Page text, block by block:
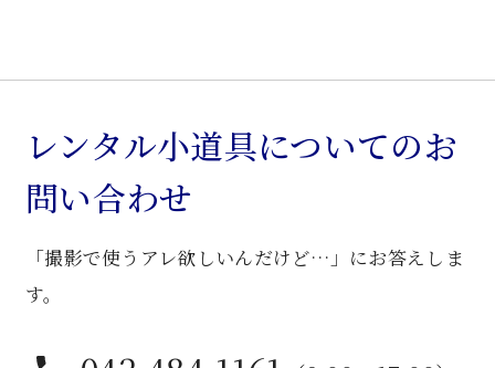
箪
笥
個
レンタル小道具についてのお
問い合わせ
「撮影で使うアレ欲しいんだけど…」にお答えしま
す。